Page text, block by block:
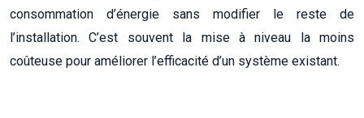
consommation d’énergie sans modifier le reste de
l’installation. C’est souvent la mise à niveau la moins
coûteuse pour améliorer l’efficacité d’un système existant.